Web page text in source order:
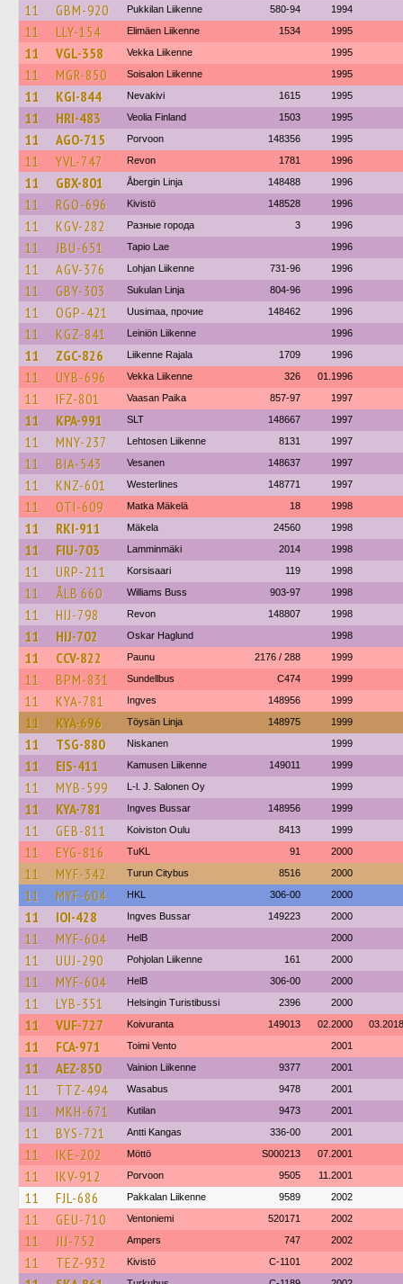
11 GBM-920 Pukkilan Liikenne 580-94 1994
11 LLY-154 Elimäen Liikenne 1534 1995
11 VGL-358 Vekka Liikenne 1995
11 MGR-850 Soisalon Liikenne 1995
11 KGI-844 Nevakivi 1615 1995
11 HRI-483 Veolia Finland 1503 1995
11 AGO-715 Porvoon 148356 1995
11 YVL-747 Revon 1781 1996
11 GBX-801 Åbergin Linja 148488 1996
11 RGO-696 Kivistö 148528 1996
11 KGV-282 Разные города 3 1996
11 JBU-651 Tapio Lae 1996
11 AGV-376 Lohjan Liikenne 731-96 1996
11 GBY-303 Sukulan Linja 804-96 1996
11 OGP-421 Uusimaa, прочие 148462 1996
11 KGZ-841 Leiniön Liikenne 1996
11 ZGC-826 Liikenne Rajala 1709 1996
11 UYB-696 Vekka Liikenne 326 01.1996
11 IFZ-801 Vaasan Paika 857-97 1997
11 KPA-991 SLT 148667 1997
11 MNY-237 Lehtosen Liikenne 8131 1997
11 BIA-543 Vesanen 148637 1997
11 KNZ-601 Westerlines 148771 1997
11 OTI-609 Matka Mäkelä 18 1998
11 RKI-911 Mäkela 24560 1998
11 FIU-703 Lamminmäki 2014 1998
11 URP-211 Korsisaari 119 1998
11 ÅLB 660 Williams Buss 903-97 1998
11 HIJ-798 Revon 148807 1998
11 HIJ-702 Oskar Haglund 1998
11 CCV-822 Paunu 2176 / 288 1999
11 BPM-831 Sundellbus C474 1999
11 KYA-781 Ingves 148956 1999
11 KYA-696 Töysän Linja 148975 1999
11 TSG-880 Niskanen 1999
11 EIS-411 Kamusen Liikenne 149011 1999
11 MYB-599 L-l. J. Salonen Oy 1999
11 KYA-781 Ingves Bussar 148956 1999
11 GEB-811 Koiviston Oulu 8413 1999
11 EYG-816 TuKL 91 2000
11 MYF-342 Turun Citybus 8516 2000
11 MYF-604 HKL 306-00 2000
11 IOI-428 Ingves Bussar 149223 2000
11 MYF-604 HelB 2000
11 UUJ-290 Pohjolan Liikenne 161 2000
11 MYF-604 HelB 306-00 2000
11 LYB-351 Helsingin Turistibussi 2396 2000
11 VUF-727 Koivuranta 149013 02.2000 03.2018
11 FCA-971 Toimi Vento 2001
11 AEZ-850 Vainion Liikenne 9377 2001
11 TTZ-494 Wasabus 9478 2001
11 MKH-671 Kutilan 9473 2001
11 BYS-721 Antti Kangas 336-00 2001
11 IKE-202 Möttö S000213 07.2001
11 IKV-912 Porvoon 9505 11.2001
11 FJL-686 Pakkalan Liikenne 9589 2002
11 GEU-710 Ventoniemi 520171 2002
11 JIJ-752 Ampers 747 2002
11 TEZ-932 Kivistö C-1101 2002